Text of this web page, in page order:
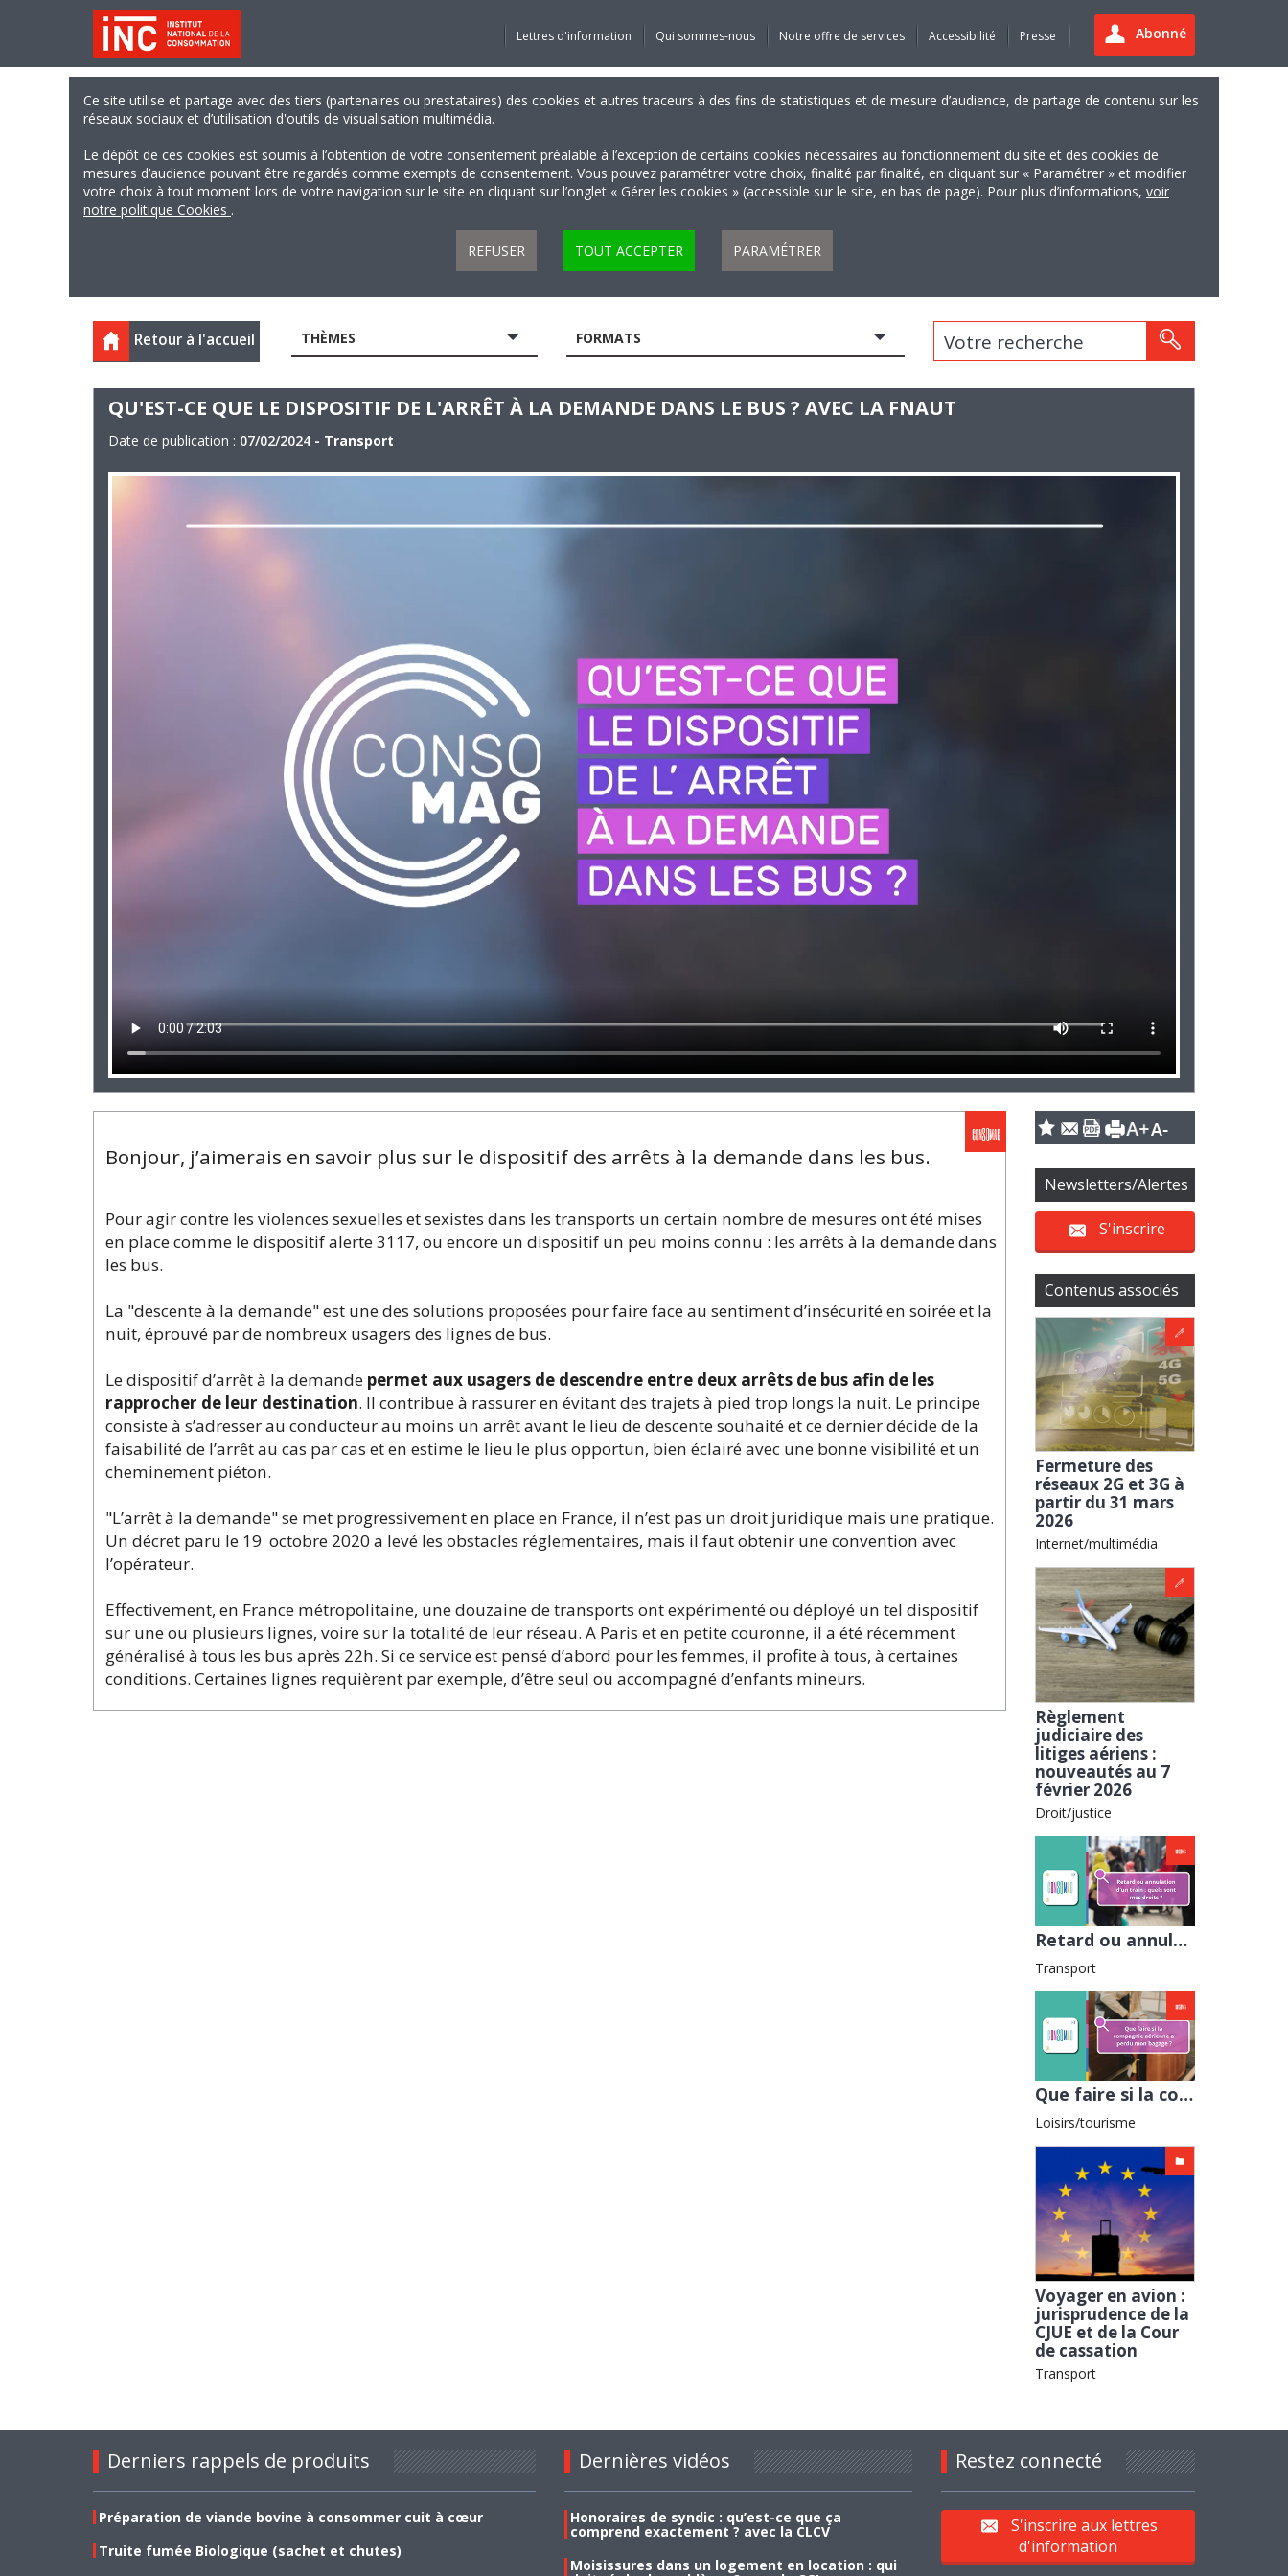
Abonné
Lettres d'information Qui sommes-nous Notre offre de services Accessibilité Presse
Ce site utilise et partage avec des tiers (partenaires ou prestataires) des cookies et autres traceurs à des fins de statistiques et de mesure d’audience, de partage de contenu sur les
réseaux sociaux et d’utilisation d'outils de visualisation multimédia.
Le dépôt de ces cookies est soumis à l’obtention de votre consentement préalable à l’exception de certains cookies nécessaires au fonctionnement du site et des cookies de
mesures d’audience pouvant être regardés comme exempts de consentement. Vous pouvez paramétrer votre choix, finalité par finalité, en cliquant sur « Paramétrer » et modifier
votre choix à tout moment lors de votre navigation sur le site en cliquant sur l’onglet « Gérer les cookies » (accessible sur le site, en bas de page). Pour plus d’informations, voir
notre politique Cookies .
REFUSER TOUT ACCEPTER PARAMÉTRER
Retour à l'accueil THÈMES FORMATS Votre recherche
QU'EST-CE QUE LE DISPOSITIF DE L'ARRÊT À LA DEMANDE DANS LE BUS ? AVEC LA FNAUT
Date de publication : 07/02/2024 - Transport
Bonjour, j’aimerais en savoir plus sur le dispositif des arrêts à la demande dans les bus.
Pour agir contre les violences sexuelles et sexistes dans les transports un certain nombre de mesures ont été mises
en place comme le dispositif alerte 3117, ou encore un dispositif un peu moins connu : les arrêts à la demande dans
les bus.
La "descente à la demande" est une des solutions proposées pour faire face au sentiment d’insécurité en soirée et la
nuit, éprouvé par de nombreux usagers des lignes de bus.
Le dispositif d’arrêt à la demande permet aux usagers de descendre entre deux arrêts de bus afin de les
rapprocher de leur destination. Il contribue à rassurer en évitant des trajets à pied trop longs la nuit. Le principe
consiste à s’adresser au conducteur au moins un arrêt avant le lieu de descente souhaité et ce dernier décide de la
faisabilité de l’arrêt au cas par cas et en estime le lieu le plus opportun, bien éclairé avec une bonne visibilité et un
cheminement piéton.
"L’arrêt à la demande" se met progressivement en place en France, il n’est pas un droit juridique mais une pratique.
Un décret paru le 19 octobre 2020 a levé les obstacles réglementaires, mais il faut obtenir une convention avec
l’opérateur.
Effectivement, en France métropolitaine, une douzaine de transports ont expérimenté ou déployé un tel dispositif
sur une ou plusieurs lignes, voire sur la totalité de leur réseau. A Paris et en petite couronne, il a été récemment
généralisé à tous les bus après 22h. Si ce service est pensé d’abord pour les femmes, il profite à tous, à certaines
conditions. Certaines lignes requièrent par exemple, d’être seul ou accompagné d’enfants mineurs.
Newsletters/Alertes
S'inscrire
Contenus associés
Fermeture des
réseaux 2G et 3G à
partir du 31 mars
2026
Internet/multimédia
Règlement
judiciaire des
litiges aériens :
nouveautés au 7
février 2026
Droit/justice
Retard ou annulation d’un train : quels sont mes droits ? avec la Fnaut
Transport
Que faire si la compagnie aérienne a perdu mon bagage ? avec l'ADEIC
Loisirs/tourisme
Voyager en avion :
jurisprudence de la
CJUE et de la Cour
de cassation
Transport
Derniers rappels de produits
Préparation de viande bovine à consommer cuit à cœur
Truite fumée Biologique (sachet et chutes)
Dernières vidéos
Honoraires de syndic : qu’est-ce que ça
comprend exactement ? avec la CLCV
Moisissures dans un logement en location : qui
Restez connecté
S'inscrire aux lettres
d'information